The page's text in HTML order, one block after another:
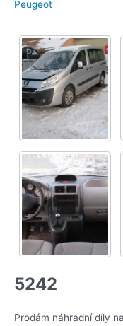
Peugeot
5242
Prodám náhradní díly